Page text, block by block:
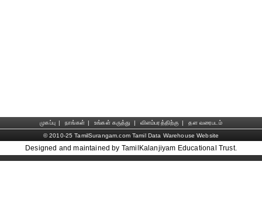
முகப்பு | நாங்கள் | உங்கள் கருத்து | விளம்பரத்திற்கு |
தள வரைபடம்
© 2010-25 TamilSurangam.com Tamil Data Warehouse Website
Designed and maintained by TamilKalanjiyam Educational Trust.